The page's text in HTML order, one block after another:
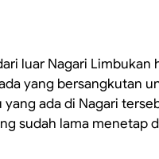
luar Nagari
yang bersangkutan
ada di Nagari
sudah lama menetap